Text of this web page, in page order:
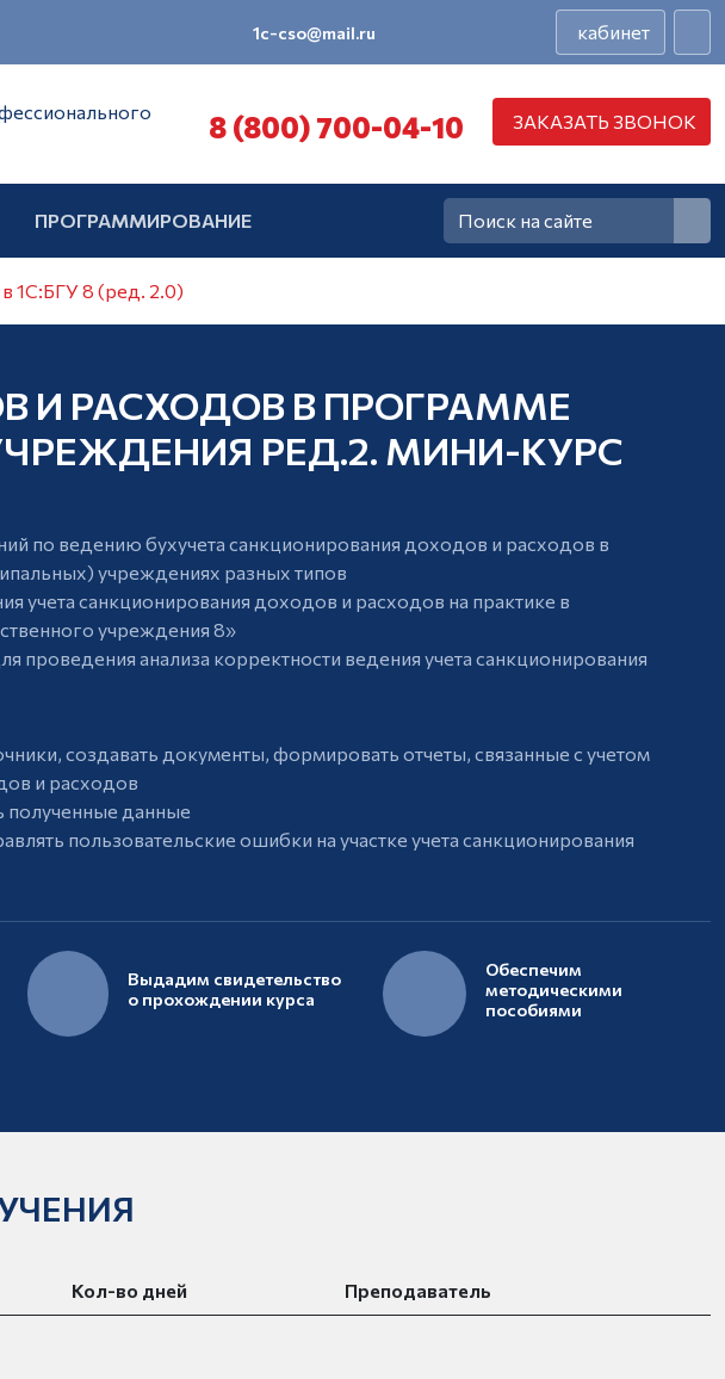
1c-cso@mail.ru кабинет
8 (800) 700-04-10 ЗАКАЗАТЬ ЗВОНОК
ПРОГРАММИРОВАНИЕ
1С:БГУ 8 (ред. 2.0)
И РАСХОДОВ В ПРОГРАММЕ
РЕД.2. МИНИ-КУРС
по ведению бухучета санкционирования доходов и расходов в
учреждениях разных типов
учета санкционирования доходов и расходов на практике в
учреждения 8»
проведения анализа корректности ведения учета санкционирования
создавать документы, формировать отчеты, связанные с учетом
и расходов
полученные данные
пользовательские ошибки на участке учета санкционирования
Выдадим свидетельство
о прохождении курса
Обеспечим
методическими
пособиями
Кол-во дней Преподаватель